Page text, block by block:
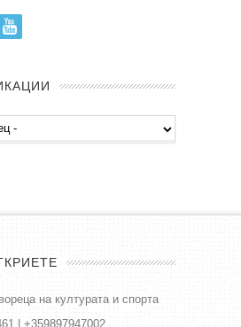
Twitter
на културата и спорта
| +359897947002